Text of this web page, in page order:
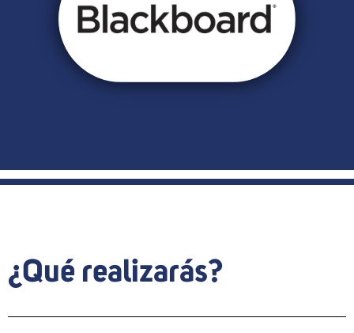
¿Qué realizarás?